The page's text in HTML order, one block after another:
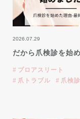
2026.07.29
だから爪検診を始
プロアスリート
爪トラブル
爪検診